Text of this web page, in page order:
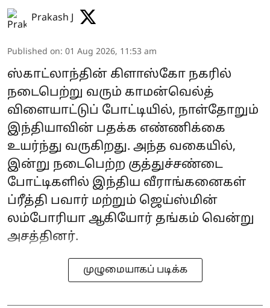
Prakash J
Published on: 01 Aug 2026, 11:53 am
ஸ்காட்லாந்தின் கிளாஸ்கோ நகரில்
நடைபெற்று வரும் காமன்வெல்த்
விளையாட்டுப் போட்டியில், நாள்தோறும்
இந்தியாவின் பதக்க எண்ணிக்கை
உயர்ந்து வருகிறது. அந்த வகையில்,
இன்று நடைபெற்ற குத்துச்சண்டை
போட்டிகளில் இந்திய வீராங்கனைகள்
ப்ரீத்தி பவார் மற்றும் ஜெய்ஸ்மின்
லம்போரியா ஆகியோர் தங்கம் வென்று
அசத்தினர்.
முழுமையாகப் படிக்க